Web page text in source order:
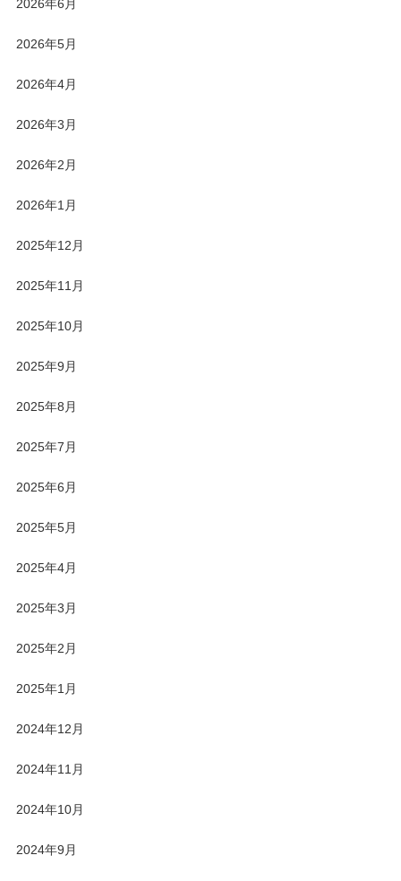
2026年6月
2026年5月
2026年4月
2026年3月
2026年2月
2026年1月
2025年12月
2025年11月
2025年10月
2025年9月
2025年8月
2025年7月
2025年6月
2025年5月
2025年4月
2025年3月
2025年2月
2025年1月
2024年12月
2024年11月
2024年10月
2024年9月